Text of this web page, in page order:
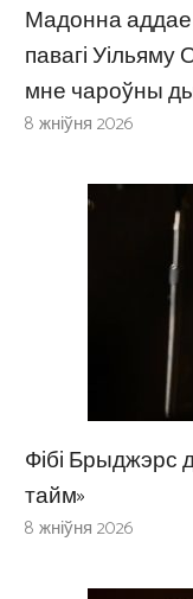
Мадонна
павагі
мне чароўны
8 жніўня 2026
Фібі Брыджэрс
тайм»
8 жніўня 2026